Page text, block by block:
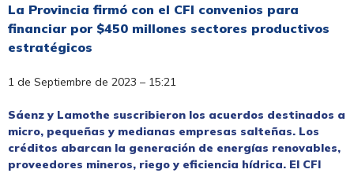
La Provincia firmó con el CFI convenios para
financiar por $450 millones sectores productivos
estratégicos
1 de Septiembre de 2023 – 15:21
Sáenz y Lamothe suscribieron los acuerdos destinados a
micro, pequeñas y medianas empresas salteñas. Los
créditos abarcan la generación de energías renovables,
proveedores mineros, riego y eficiencia hídrica. El CFI